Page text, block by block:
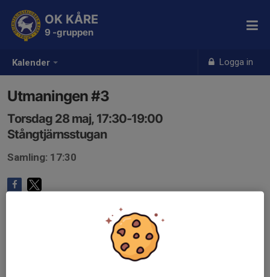
Kalender Logga in
OK KÅRE
9 -gruppen
Utmaningen #3
Torsdag 28 maj, 17:30-19:00
Stångtjärnsstugan
Samling: 17:30